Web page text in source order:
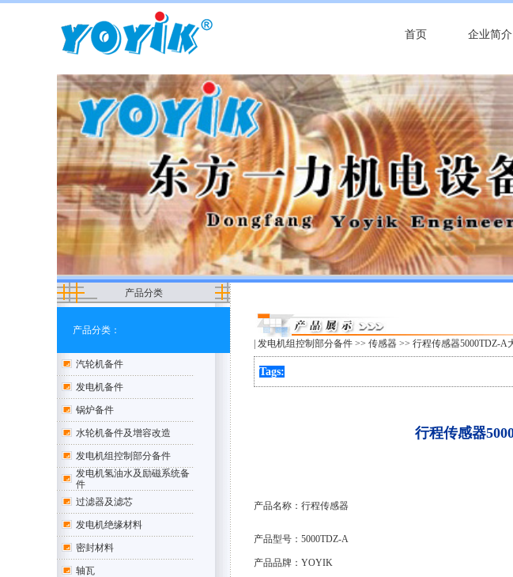
首页 企业简介
产品分类
产品分类：
汽轮机备件
发电机备件
锅炉备件
水轮机备件及增容改造
发电机组控制部分备件
发电机氢油水及励磁系统备
件
过滤器及滤芯
发电机绝缘材料
密封材料
轴瓦
|发电机组控制部分备件 >>传感器 >> 行程传感器5000TDZ-A
Tags:
行程传感器
产品名称：行程传感器
产品型号：5000TDZ-A
产品品牌：YOYIK